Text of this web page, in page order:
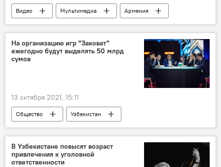
Видео Мультимедиа
Армения
Владимир Путин
Никол Пашинян
На организацию игр "Заковат"
ежегодно будут выделять 50 млрд
сумов
13 октября 2021, 15:11
Общество
Узбекистан
Шавкат Мирзиёев
Бухарская область
молодежь
В Узбекистане повысят возраст
привлечения к уголовной
ответственности